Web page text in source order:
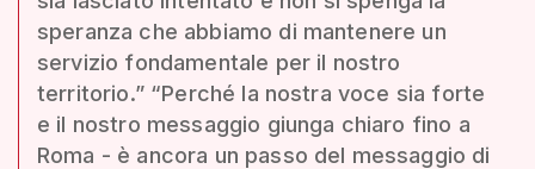
speranza che abbiamo di mantenere un
servizio fondamentale per il nostro
territorio.” “Perché la nostra voce sia forte
e il nostro messaggio giunga chiaro fino a
Roma - è ancora un passo del messaggio di